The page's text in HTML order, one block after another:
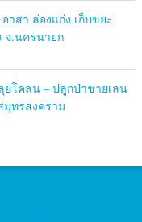
าสา ล่องแก่ง เก็บขยะ
จ.นครนายก
ยโคลน – ปลูกป่าชายเลน
ทรสงคราม